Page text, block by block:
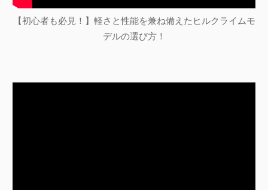
【初心者も必見！】軽さと性能を兼ね備えたヒルクライムモ
デルの選び方！